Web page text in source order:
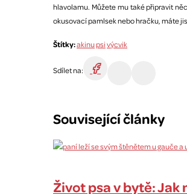
hlavolamu. Můžete mu také připravit
okusovací pamlsek nebo hračku, máte
Štítky:akinupsivýcvik
Sdílet na:
Související články
Život psa v bytě: